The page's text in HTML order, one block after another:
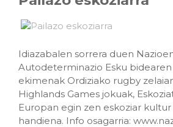
Idiazabalen sorrera duen
Autodeterminazio Esku
ekimenak Ordiziako rugby
Highlands Games jokuak,
Europan egin zen eskoziar
handiena. Info osagarria: